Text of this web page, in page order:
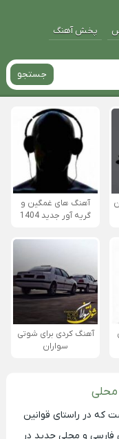
پخش آهنگ
جستجو
آهنگ های غمگین و
گریه آور جدید 1404
آهنگ کردی برای شوتی
سواران
محلی
که در راستای قوانین
و محلی جدید در